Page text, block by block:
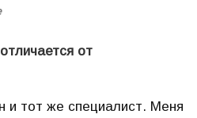
от
и тот же специалист. Меня